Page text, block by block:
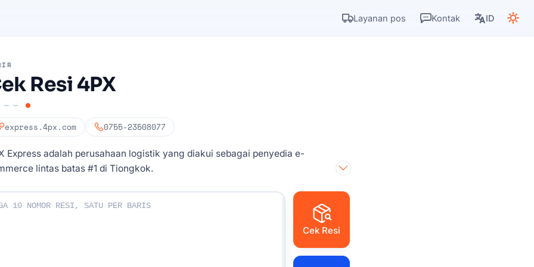
Layanan pos Kontak ID
Resi 4PX
express.4px.com 0755-23508077
Express adalah perusahaan logistik yang diakui sebagai penyedia e-
lintas batas #1 di Tiongkok.
Anda:
Cek Resi